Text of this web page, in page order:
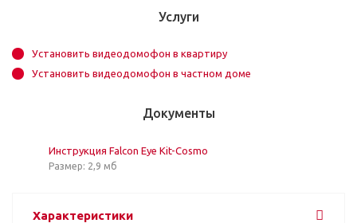
Услуги
Установить видеодомофон в квартиру
Установить видеодомофон в частном доме
Документы
Инструкция Falcon Eye Kit-Cosmo
Размер: 2,9 мб
Характеристики